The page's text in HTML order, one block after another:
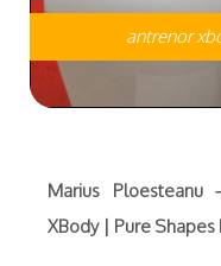
antrenor
Marius Ploesteanu
XBody | Pure Shapes